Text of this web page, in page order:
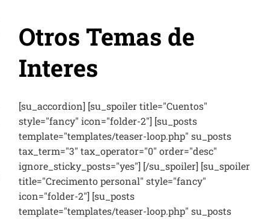
Otros Temas de
Interes
[su_accordion] [su_spoiler title="Cuentos"
style="fancy" icon="folder-2"] [su_posts
template="templates/teaser-loop.php" su_posts
tax_term="3" tax_operator="0" order="desc"
ignore_sticky_posts="yes"] [/su_spoiler] [su_spoiler
title="Crecimento personal" style="fancy"
icon="folder-2"] [su_posts
template="templates/teaser-loop.php" su_posts